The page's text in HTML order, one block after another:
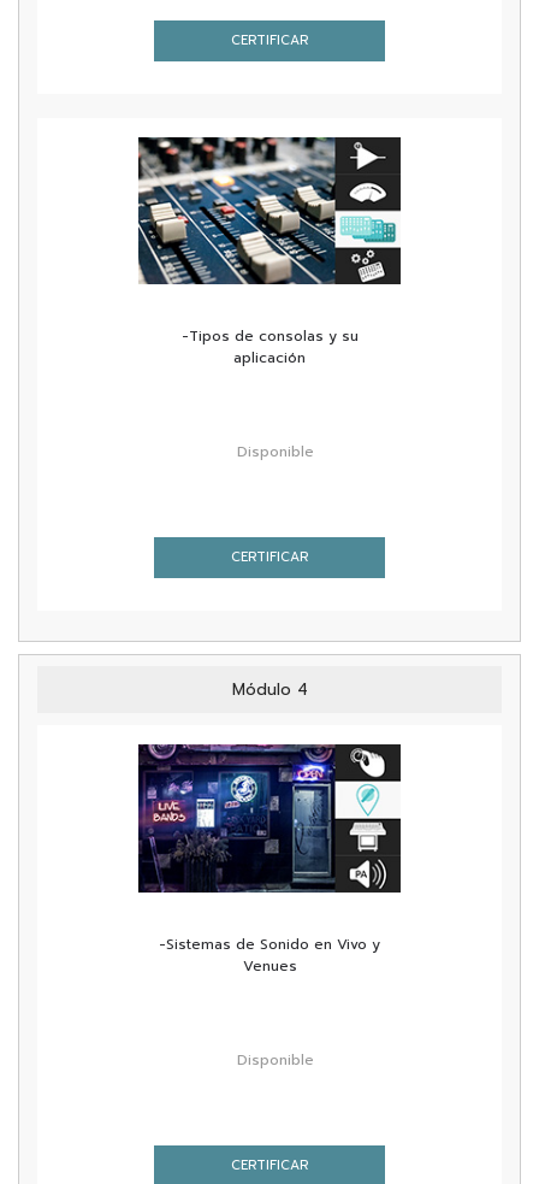
CERTIFICAR
-Tipos de consolas y su
aplicación
Disponible
CERTIFICAR
Módulo 4
-Sistemas de Sonido en Vivo y
Venues
Disponible
CERTIFICAR